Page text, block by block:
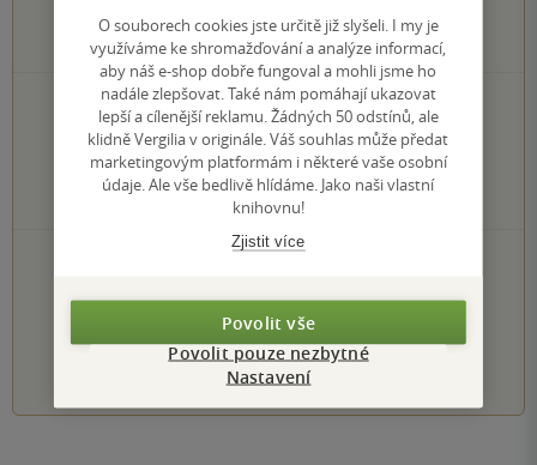
95hodnocení čtenářů
77×
5 hvězdiček
14×
4 hvězdičky
4×
3 hvězdičky
0×
2 hvězdičky
1 hvezdička
PŘIDEJTE SVÉ HODNOCENÍ KNIHY
Hodnocení našich knihkupců: 0.0 z 5
1 2 3 4 5
O souborech cookies jste určitě již slyšeli. I my je
využíváme ke shromažďování a analýze informací,
aby náš e-shop dobře fungoval a mohli jsme ho
nadále zlepšovat. Také nám pomáhají ukazovat
lepší a cílenější reklamu. Žádných 50 odstínů, ale
klidně Vergilia v originále. Váš souhlas může předat
marketingovým platformám i některé vaše osobní
údaje. Ale vše bedlivě hlídáme. Jako naši vlastní
knihovnu!
Zjistit více
Povolit vše
Povolit pouze nezbytné
Nastavení